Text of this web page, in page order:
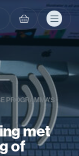
PROGRAMMA'S
met
of